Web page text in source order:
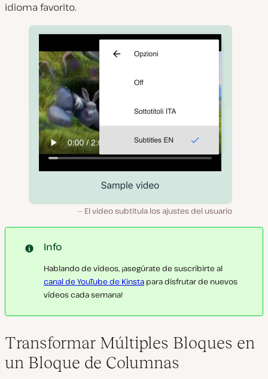
idioma favorito.
El video subtitula los ajustes del usuario
Info
Hablando de vídeos, ¡asegúrate de suscribirte al
canal de YouTube de Kinsta para disfrutar de nuevos
vídeos cada semana!
Transformar Múltiples Bloques en
un Bloque de Columnas